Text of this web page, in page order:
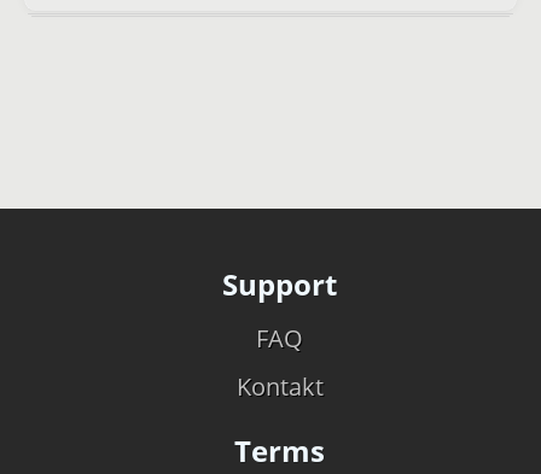
Support
FAQ
Kontakt
Terms